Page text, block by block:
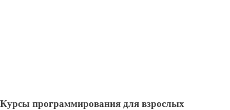
Курсы программирования для взрослых